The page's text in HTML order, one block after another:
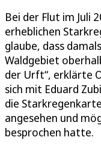
Bei der Flut im Juli
erheblichen
glaube, dass
Waldgebiet
der Urft“, erklärte
sich mit Eduard
die
angesehen und
besprochen hatte.